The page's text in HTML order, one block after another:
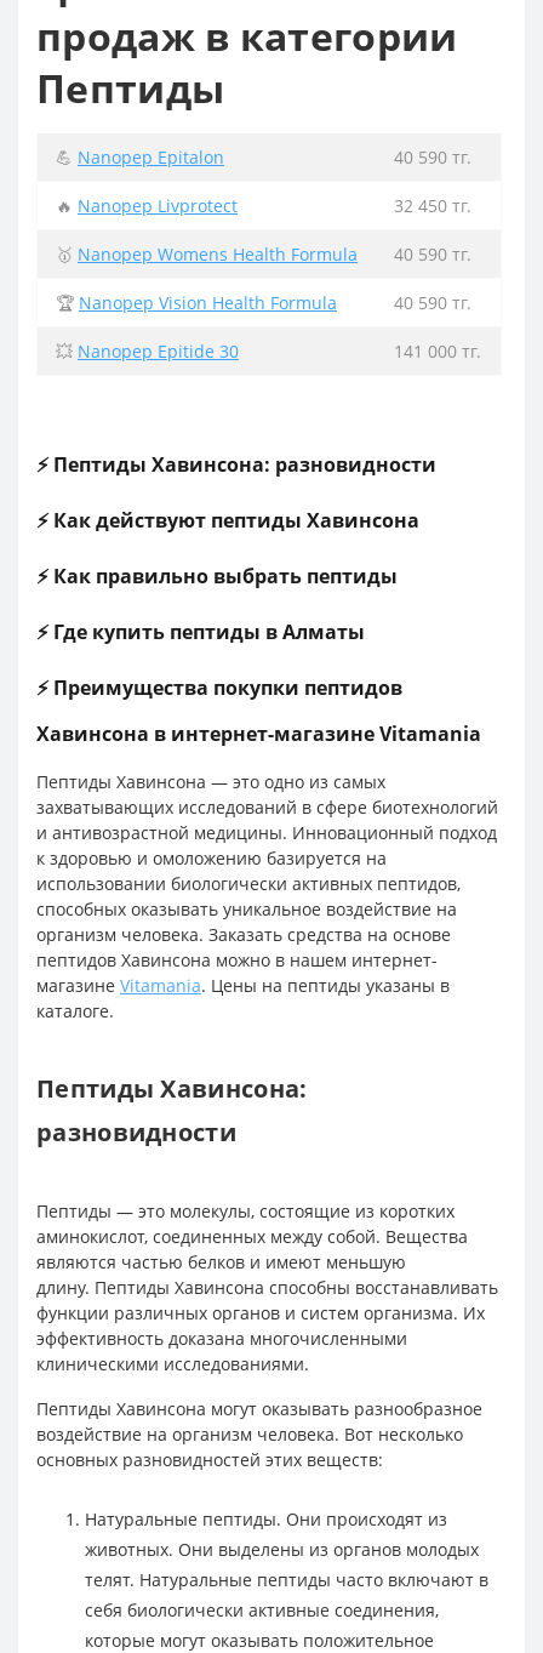
продаж в категории
Пептиды
💪 Nanopep Epitalon 40 590 тг.
🔥 Nanopep Livprotect 32 450 тг.
🥇 Nanopep Womens Health Formula 40 590 тг.
🏆 Nanopep Vision Health Formula 40 590 тг.
💥 Nanopep Epitide 30 141 000 тг.
⚡ Пептиды Хавинсона: разновидности
⚡ Как действуют пептиды Хавинсона
⚡ Как правильно выбрать пептиды
⚡ Где купить пептиды в Алматы
⚡ Преимущества покупки пептидов
Хавинсона в интернет-магазине Vitamania
Пептиды Хавинсона — это одно из самых
захватывающих исследований в сфере биотехнологий
и антивозрастной медицины. Инновационный подход
к здоровью и омоложению базируется на
использовании биологически активных пептидов,
способных оказывать уникальное воздействие на
организм человека. Заказать средства на основе
пептидов Хавинсона можно в нашем интернет-
магазине Vitamania. Цены на пептиды указаны в
каталоге.
Пептиды Хавинсона:
разновидности
Пептиды — это молекулы, состоящие из коротких
аминокислот, соединенных между собой. Вещества
являются частью белков и имеют меньшую
длину. Пептиды Хавинсона способны восстанавливать
функции различных органов и систем организма. Их
эффективность доказана многочисленными
клиническими исследованиями.
Пептиды Хавинсона могут оказывать разнообразное
воздействие на организм человека. Вот несколько
основных разновидностей этих веществ:
Натуральные пептиды. Они происходят из
животных. Они выделены из органов молодых
телят. Натуральные пептиды часто включают в
себя биологически активные соединения,
которые могут оказывать положительное